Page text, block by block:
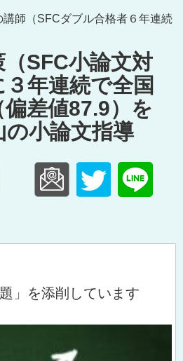
師（SFCダブル合格者６年連続
SFC小論文対
年連続で全国
差値87.9）を
小論文指導
」を添削しています